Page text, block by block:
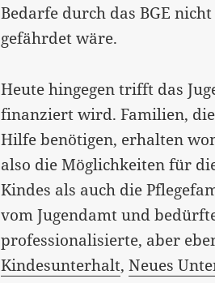
Bedarfe durch das BGE
gefährdet wäre.
Heute hingegen trifft das
finanziert wird. Familien,
Hilfe benötigen, erhalten
also die Möglichkeiten für
Kindes als auch die
vom Jugendamt und
professionalisierte, aber
Kindesunterhalt,Neues